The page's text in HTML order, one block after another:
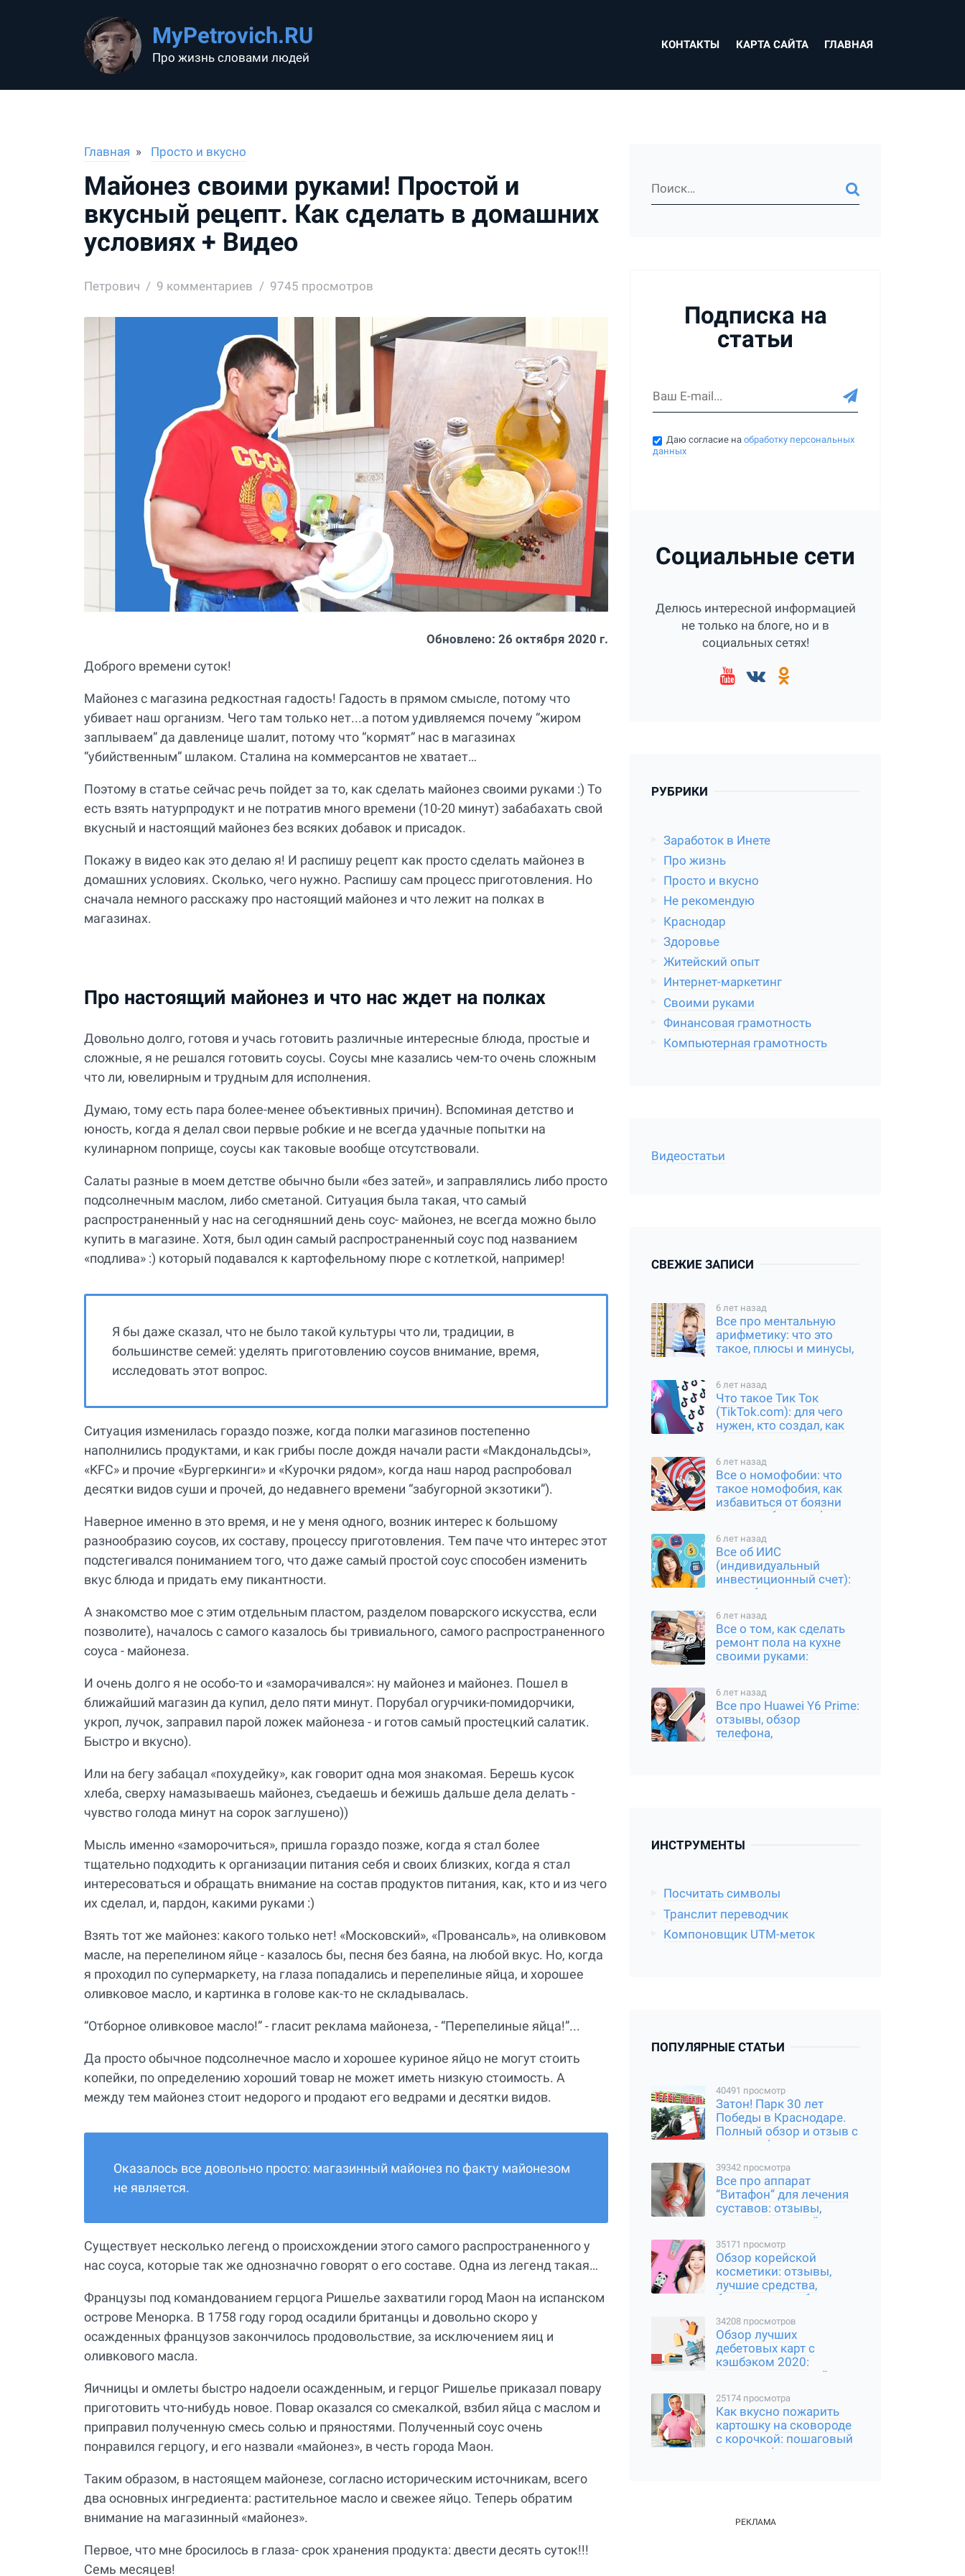
MyPetrovich.RU
Про жизнь словами людей
КОНТАКТЫ КАРТА САЙТА ГЛАВНАЯ
Главная Просто и вкусно
Майонез своими руками! Простой и
вкусный рецепт. Как сделать в домашних
условиях + Видео
Петрович 9 комментариев 9745 просмотров
Обновлено: 26 октября 2020 г.
Доброго времени суток!
Майонез с магазина редкостная гадость! Гадость в прямом смысле, потому что
убивает наш организм. Чего там только нет...а потом удивляемся почему “жиром
заплываем” да давленице шалит, потому что “кормят” нас в магазинах
“убийственным” шлаком. Сталина на коммерсантов не хватает…
Поэтому в статье сейчас речь пойдет за то, как сделать майонез своими руками :) То
есть взять натурпродукт и не потратив много времени (10-20 минут) забабахать свой
вкусный и настоящий майонез без всяких добавок и присадок.
Покажу в видео как это делаю я! И распишу рецепт как просто сделать майонез в
домашних условиях. Сколько, чего нужно. Распишу сам процесс приготовления. Но
сначала немного расскажу про настоящий майонез и что лежит на полках в
магазинах.
Про настоящий майонез и что нас ждет на полках
Довольно долго, готовя и учась готовить различные интересные блюда, простые и
сложные, я не решался готовить соусы. Соусы мне казались чем-то очень сложным
что ли, ювелирным и трудным для исполнения.
Думаю, тому есть пара более-менее объективных причин). Вспоминая детство и
юность, когда я делал свои первые робкие и не всегда удачные попытки на
кулинарном поприще, соусы как таковые вообще отсутствовали.
Салаты разные в моем детстве обычно были «без затей», и заправлялись либо просто
подсолнечным маслом, либо сметаной. Ситуация была такая, что самый
распространенный у нас на сегодняшний день соус- майонез, не всегда можно было
купить в магазине. Хотя, был один самый распространенный соус под названием
«подлива» :) который подавался к картофельному пюре с котлеткой, например!
Я бы даже сказал, что не было такой культуры что ли, традиции, в
большинстве семей: уделять приготовлению соусов внимание, время,
исследовать этот вопрос.
Ситуация изменилась гораздо позже, когда полки магазинов постепенно
наполнились продуктами, и как грибы после дождя начали расти «Макдональдсы»,
«KFC» и прочие «Бургеркинги» и «Курочки рядом», когда наш народ распробовал
десятки видов суши и прочей, до недавнего времени “забугорной экзотики”).
Наверное именно в это время, и не у меня одного, возник интерес к большому
разнообразию соусов, их составу, процессу приготовления. Тем паче что интерес этот
подстегивался пониманием того, что даже самый простой соус способен изменить
вкус блюда и придать ему пикантности.
А знакомство мое с этим отдельным пластом, разделом поварского искусства, если
позволите), началось с самого казалось бы тривиального, самого распространенного
соуса - майонеза.
И очень долго я не особо-то и «заморачивался»: ну майонез и майонез. Пошел в
ближайший магазин да купил, дело пяти минут. Порубал огурчики-помидорчики,
укроп, лучок, заправил парой ложек майонеза - и готов самый простецкий салатик.
Быстро и вкусно).
Или на бегу забацал «похудейку», как говорит одна моя знакомая. Берешь кусок
хлеба, сверху намазываешь майонез, съедаешь и бежишь дальше дела делать -
чувство голода минут на сорок заглушено))
Мысль именно «заморочиться», пришла гораздо позже, когда я стал более
тщательно подходить к организации питания себя и своих близких, когда я стал
интересоваться и обращать внимание на состав продуктов питания, как, кто и из чего
их сделал, и, пардон, какими руками :)
Взять тот же майонез: какого только нет! «Московский», «Провансаль», на оливковом
масле, на перепелином яйце - казалось бы, песня без баяна, на любой вкус. Но, когда
я проходил по супермаркету, на глаза попадались и перепелиные яйца, и хорошее
оливковое масло, и картинка в голове как-то не складывалась.
“Отборное оливковое масло!” - гласит реклама майонеза, - “Перепелиные яйца!”...
Да просто обычное подсолнечное масло и хорошее куриное яйцо не могут стоить
копейки, по определению хороший товар не может иметь низкую стоимость. А
между тем майонез стоит недорого и продают его ведрами и десятки видов.
Оказалось все довольно просто: магазинный майонез по факту майонезом
не является.
Существует несколько легенд о происхождении этого самого распространенного у
нас соуса, которые так же однозначно говорят о его составе. Одна из легенд такая…
Французы под командованием герцога Ришелье захватили город Маон на испанском
острове Менорка. В 1758 году город осадили британцы и довольно скоро у
осажденных французов закончилось продовольствие, за исключением яиц и
оливкового масла.
Яичницы и омлеты быстро надоели осажденным, и герцог Ришелье приказал повару
приготовить что-нибудь новое. Повар оказался со смекалкой, взбил яйца с маслом и
приправил полученную смесь солью и пряностями. Полученный соус очень
понравился герцогу, и его назвали «майонез», в честь города Маон.
Таким образом, в настоящем майонезе, согласно историческим источникам, всего
два основных ингредиента: растительное масло и свежее яйцо. Теперь обратим
внимание на магазинный «майонез».
Первое, что мне бросилось в глаза- срок хранения продукта: двести десять суток!!!
Семь месяцев!
Подписка на
статьи
Даю согласие наобработку персональных
данных
Социальные сети
Делюсь интересной информацией
не только на блоге, но и в
социальных сетях!
РУБРИКИ
Заработок в Инете
Про жизнь
Просто и вкусно
Не рекомендую
Краснодар
Здоровье
Житейский опыт
Интернет-маркетинг
Своими руками
Финансовая грамотность
Компьютерная грамотность
Видеостатьи
СВЕЖИЕ ЗАПИСИ
6 лет назад
Все про ментальную
арифметику: что это
такое, плюсы и минусы,
6 лет назад
Что такое Тик Ток
(TikTok.com): для чего
нужен, кто создал, как
6 лет назад
Все о номофобии: что
такое номофобия, как
избавиться от боязни
остаться без телефона
6 лет назад
Все об ИИС
(индивидуальный
инвестиционный счет):
как работает, плюсы и
6 лет назад
Все о том, как сделать
ремонт пола на кухне
своими руками:
6 лет назад
Все про Huawei Y6 Prime:
отзывы, обзор
телефона,
ИНСТРУМЕНТЫ
Посчитать символы
Транслит переводчик
Компоновщик UTM-меток
ПОПУЛЯРНЫЕ СТАТЬИ
40491 просмотр
Затон! Парк 30 лет
Победы в Краснодаре.
Полный обзор и отзыв с
ценами, фото и видео
39342 просмотра
Все про аппарат
“Витафон” для лечения
суставов: отзывы,
инструкция и мой опыт
35171 просмотр
Обзор корейской
косметики: отзывы,
лучшие средства,
бренды, как выбрать
34208 просмотров
Обзор лучших
дебетовых карт с
кэшбэком 2020:
сравнение условий и
25174 просмотра
Как вкусно пожарить
картошку на сковороде
с корочкой: пошаговый
рецепт с фото и видео